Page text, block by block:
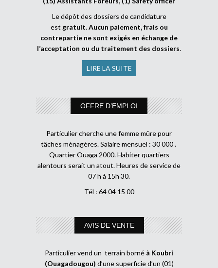
Le dépôt des dossiers de candidature
est gratuit.Aucun paiement, frais ou
contrepartie ne sont exigés en échange de
l’acceptation ou du traitement des dossiers.
LIRE LA SUITE
OFFRE D’EMPLOI
Particulier cherche une femme mûre pour
tâches ménagères. Salaire mensuel : 30 000 .
Quartier Ouaga 2000. Habiter quartiers
alentours serait un atout. Heures de service de
07 h à 15h 30.
Tél : 64 04 15 00
AVIS DE VENTE
Particulier vend un terrain borné à Koubri
(Ouagadougou) d’une superficie d’un (01)